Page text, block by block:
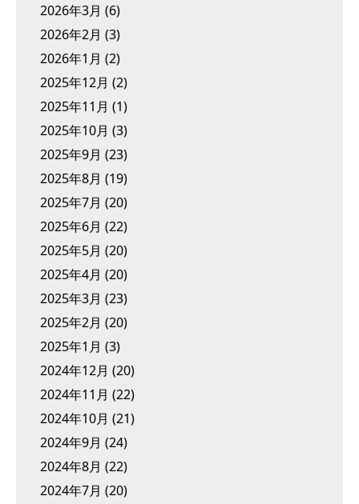
2026年3月 (6)
2026年2月 (3)
2026年1月 (2)
2025年12月 (2)
2025年11月 (1)
2025年10月 (3)
2025年9月 (23)
2025年8月 (19)
2025年7月 (20)
2025年6月 (22)
2025年5月 (20)
2025年4月 (20)
2025年3月 (23)
2025年2月 (20)
2025年1月 (3)
2024年12月 (20)
2024年11月 (22)
2024年10月 (21)
2024年9月 (24)
2024年8月 (22)
2024年7月 (20)